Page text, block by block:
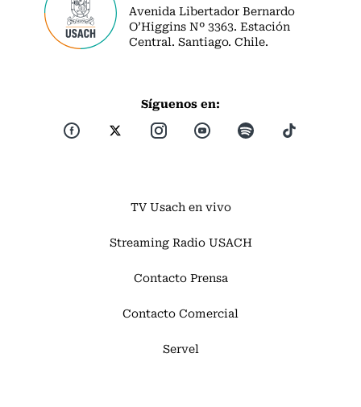
Avenida Libertador Bernardo
O’Higgins Nº 3363. Estación
Central. Santiago. Chile.
Síguenos en:
TV Usach en vivo
Streaming Radio USACH
Contacto Prensa
Contacto Comercial
Servel